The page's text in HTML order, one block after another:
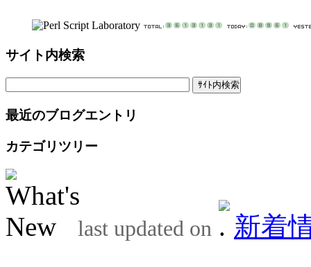
サイト内検索
最近のブログエントリ
カテゴリツリー
last updated on
新着